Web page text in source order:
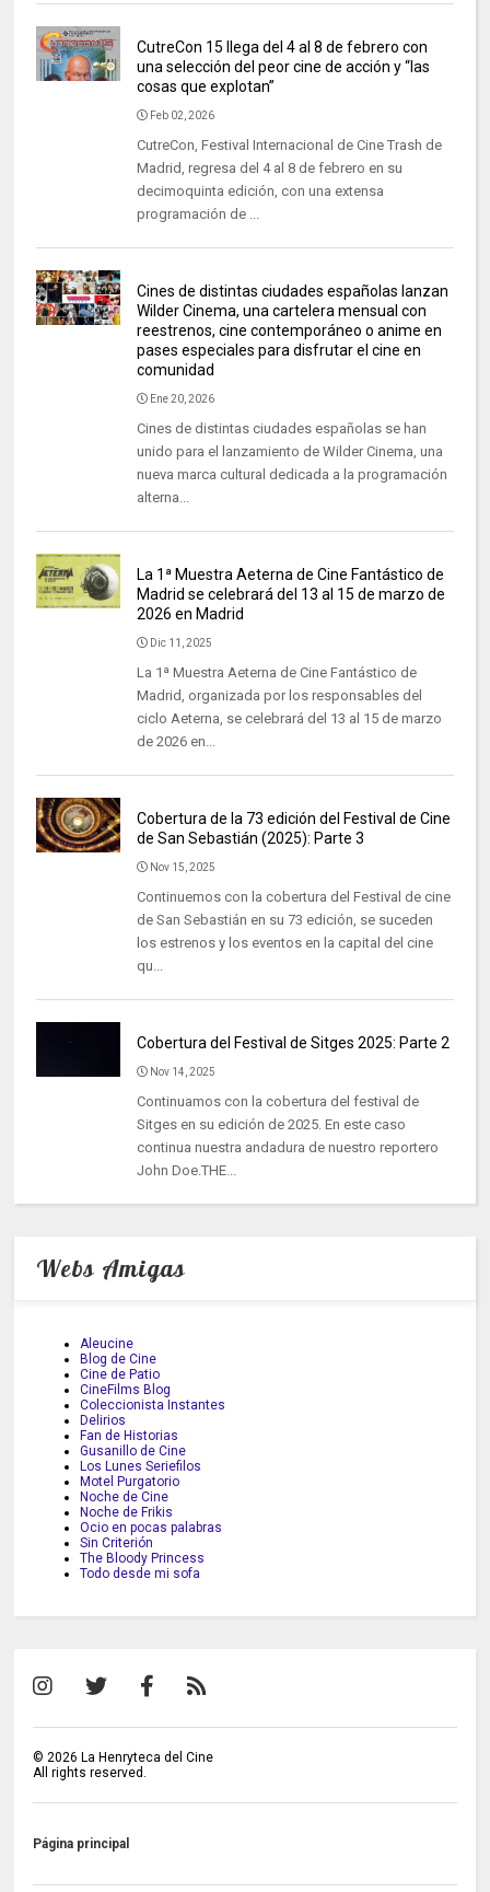
CutreCon 15 llega del 4 al 8 de febrero con
una selección del peor cine de acción y “las
cosas que explotan”
Feb 02, 2026
CutreCon, Festival Internacional de Cine Trash de
Madrid, regresa del 4 al 8 de febrero en su
decimoquinta edición, con una extensa
programación de ...
Cines de distintas ciudades españolas lanzan
Wilder Cinema, una cartelera mensual con
reestrenos, cine contemporáneo o anime en
pases especiales para disfrutar el cine en
comunidad
Ene 20, 2026
Cines de distintas ciudades españolas se han
unido para el lanzamiento de Wilder Cinema, una
nueva marca cultural dedicada a la programación
alterna...
La 1ª Muestra Aeterna de Cine Fantástico de
Madrid se celebrará del 13 al 15 de marzo de
2026 en Madrid
Dic 11, 2025
La 1ª Muestra Aeterna de Cine Fantástico de
Madrid, organizada por los responsables del
ciclo Aeterna, se celebrará del 13 al 15 de marzo
de 2026 en...
Cobertura de la 73 edición del Festival de Cine
de San Sebastián (2025): Parte 3
Nov 15, 2025
Continuemos con la cobertura del Festival de cine
de San Sebastián en su 73 edición, se suceden
los estrenos y los eventos en la capital del cine
qu...
Cobertura del Festival de Sitges 2025: Parte 2
Nov 14, 2025
Continuamos con la cobertura del festival de
Sitges en su edición de 2025. En este caso
continua nuestra andadura de nuestro reportero
John Doe.THE...
Webs Amigas
Aleucine
Blog de Cine
Cine de Patio
CineFilms Blog
Coleccionista Instantes
Delirios
Fan de Historias
Gusanillo de Cine
Los Lunes Seriefilos
Motel Purgatorio
Noche de Cine
Noche de Frikis
Ocio en pocas palabras
Sin Criterión
The Bloody Princess
Todo desde mi sofa
©2026 La Henryteca del Cine
All rights reserved.
Página principal